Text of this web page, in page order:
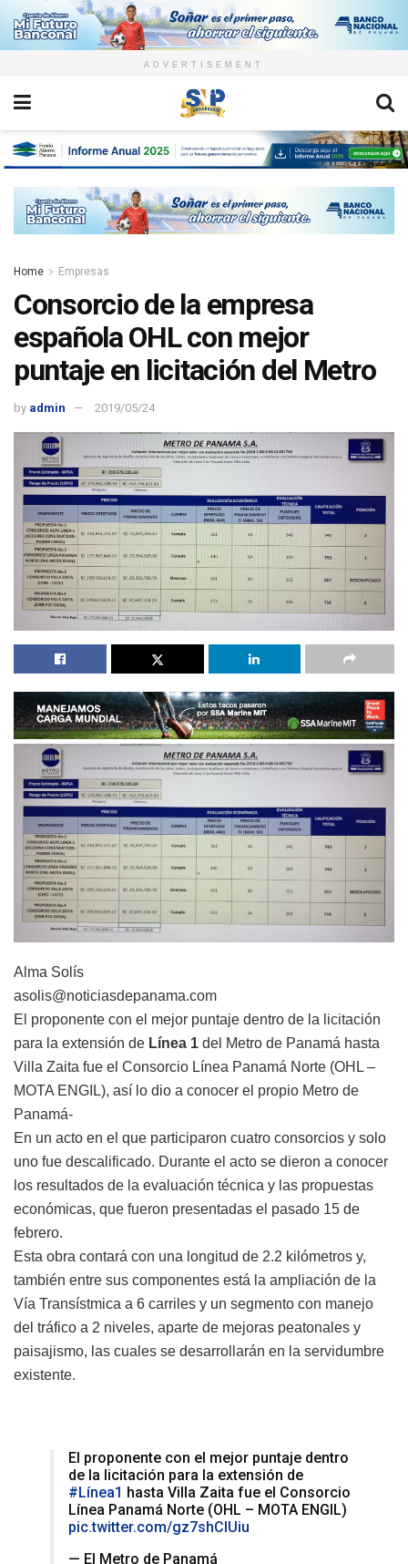
ADVERTISEMENT
Home Empresas
Consorcio de la empresa
española OHL con mejor
puntaje en licitación del Metro
by admin 2019/05/24
Alma Solís
asolis@noticiasdepanama.com
El proponente con el mejor puntaje dentro de la licitación
para la extensión de Línea 1 del Metro de Panamá hasta
Villa Zaita fue el Consorcio Línea Panamá Norte (OHL –
MOTA ENGIL), así lo dio a conocer el propio Metro de
Panamá-
En un acto en el que participaron cuatro consorcios y solo
uno fue descalificado. Durante el acto se dieron a conocer
los resultados de la evaluación técnica y las propuestas
económicas, que fueron presentadas el pasado 15 de
febrero.
Esta obra contará con una longitud de 2.2 kilómetros y,
también entre sus componentes está la ampliación de la
Vía Transístmica a 6 carriles y un segmento con manejo
del tráfico a 2 niveles, aparte de mejoras peatonales y
paisajismo, las cuales se desarrollarán en la servidumbre
existente.
El proponente con el mejor puntaje dentro
de la licitación para la extensión de
#Línea1 hasta Villa Zaita fue el Consorcio
Línea Panamá Norte (OHL – MOTA ENGIL)
pic.twitter.com/gz7shClUiu
— El Metro de Panamá